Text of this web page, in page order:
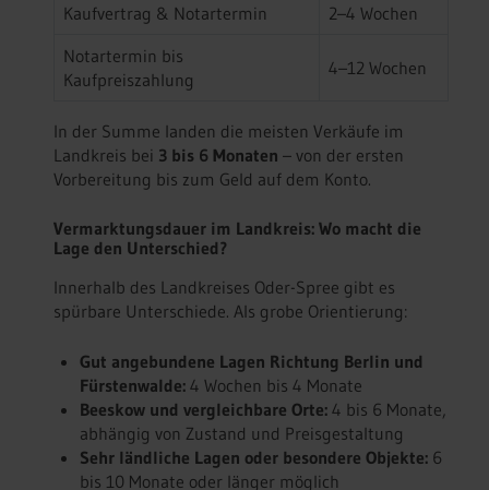
Kaufvertrag & Notartermin
2–4 Wochen
Notartermin bis
Kaufpreiszahlung
4–12 Wochen
In der Summe landen die meisten Verkäufe im
Landkreis bei 3 bis 6 Monaten – von der ersten
Vorbereitung bis zum Geld auf dem Konto.
Vermarktungsdauer im Landkreis: Wo macht die
Lage den Unterschied?
Innerhalb des Landkreises Oder-Spree gibt es
spürbare Unterschiede. Als grobe Orientierung:
Gut angebundene Lagen Richtung Berlin und
Fürstenwalde: 4 Wochen bis 4 Monate
Beeskow und vergleichbare Orte: 4 bis 6 Monate,
abhängig von Zustand und Preisgestaltung
Sehr ländliche Lagen oder besondere Objekte: 6
bis 10 Monate oder länger möglich